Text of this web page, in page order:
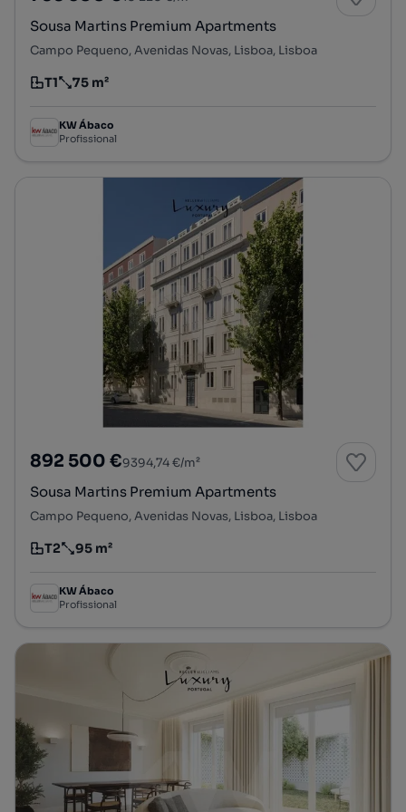
Sousa Martins Premium Apartments
Campo Pequeno, Avenidas Novas, Lisboa, Lisboa
Tipologia
T1
Preço por metro quadrado
75 m²
KW Ábaco
Profissional
892 500 €9394,74 €/m²
Sousa Martins Premium Apartments
Campo Pequeno, Avenidas Novas, Lisboa, Lisboa
Tipologia
T2
Preço por metro quadrado
95 m²
KW Ábaco
Profissional